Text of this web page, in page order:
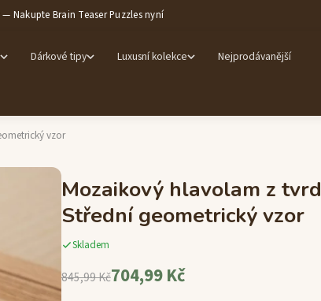
Nakupte Brain Teaser Puzzles nyní
Dárkové tipy Luxusní kolekce Nejprodávanější
vzor
Mozaikový hlavolam z
Střední geometrický vzor
Skladem
845,99 Kč704,99 Kč